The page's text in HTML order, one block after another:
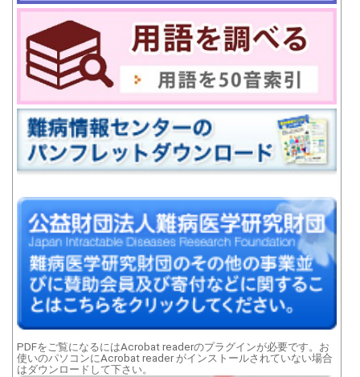
PDFをご覧になるにはAcrobat readerのプラグインが必要です。お
使いのパソコンにAcrobat reader がインストールされていない場合
はダウンロードして下さい。